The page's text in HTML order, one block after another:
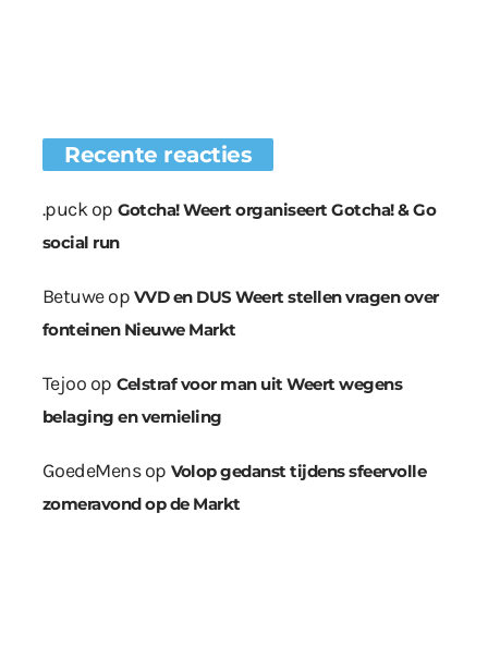
Recente reacties
.puckop Gotcha! Weert organiseert Gotcha! & Go
social run
Betuweop VVD en DUS Weert stellen vragen over
fonteinen Nieuwe Markt
Tejoo op Celstraf voor man uit Weert wegens
belaging en vernieling
GoedeMensop Volop gedanst tijdens sfeervolle
zomeravond op de Markt